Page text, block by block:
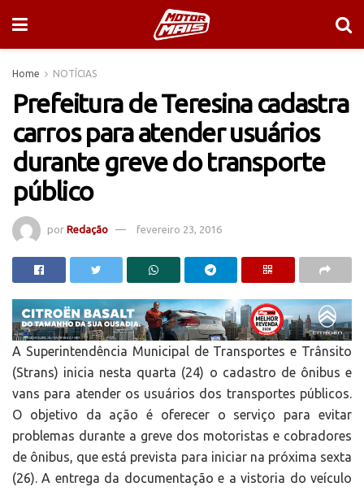
Home NOTÍCIAS
Prefeitura de Teresina cadastra
carros para atender usuários
durante greve do transporte
público
por Redação fevereiro 23, 2016
A Superintendência Municipal de Transportes e Trânsito
(Strans) inicia nesta quarta (24) o cadastro de ônibus e
vans para atender os usuários dos transportes públicos.
O objetivo da ação é oferecer o serviço para evitar
problemas durante a greve dos motoristas e cobradores
de ônibus, que está prevista para iniciar na próxima sexta
(26). A entrega da documentação e a vistoria do veículo